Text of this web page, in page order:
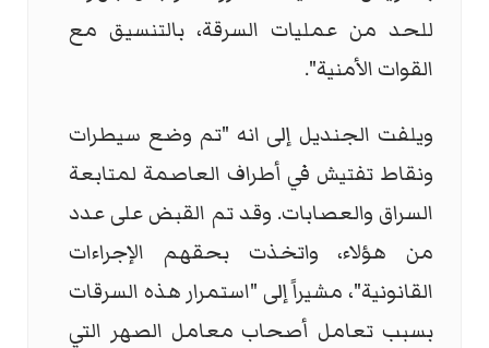
للحد من عمليات السرقة، بالتنسيق مع
القوات الأمنية".
ويلفت الجنديل إلى انه "تم وضع سيطرات
ونقاط تفتيش في أطراف العاصمة لمتابعة
السراق والعصابات. وقد تم القبض على عدد
من هؤلاء، واتخذت بحقهم الإجراءات
القانونية"، مشيراً إلى "استمرار هذه السرقات
بسبب تعامل أصحاب معامل الصهر التي